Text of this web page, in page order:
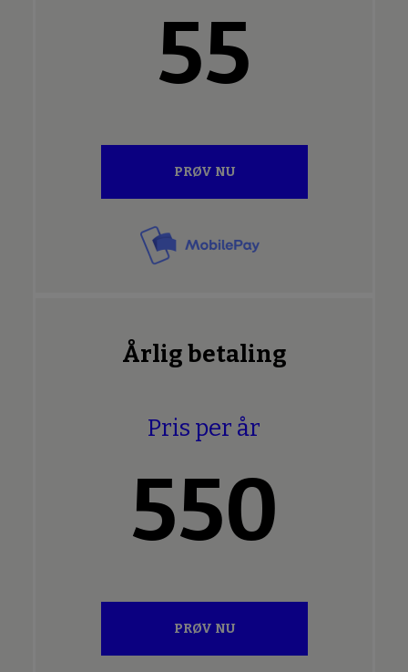
55
PRØV NU
Årlig betaling
Pris per år
550
PRØV NU